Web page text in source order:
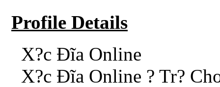
Profile Details
X?c Đĩa Online
X?c Đĩa Online ? Tr?